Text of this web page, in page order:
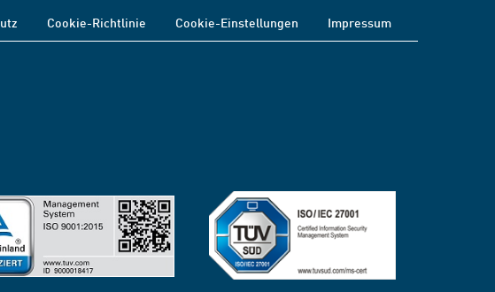
Cookie-Richtlinie Cookie-Einstellungen Impressum